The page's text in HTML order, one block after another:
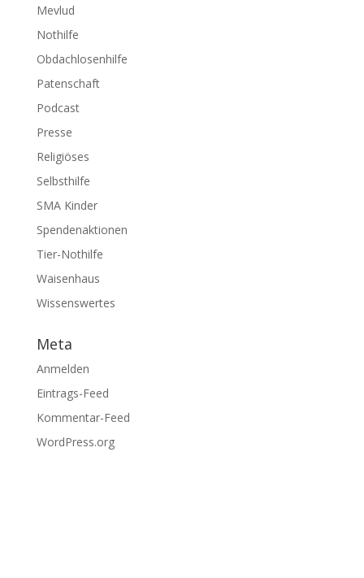
Mevlud
Nothilfe
Obdachlosenhilfe
Patenschaft
Podcast
Presse
Religiöses
Selbsthilfe
SMA Kinder
Spendenaktionen
Tier-Nothilfe
Waisenhaus
Wissenswertes
Meta
Anmelden
Eintrags-Feed
Kommentar-Feed
WordPress.org